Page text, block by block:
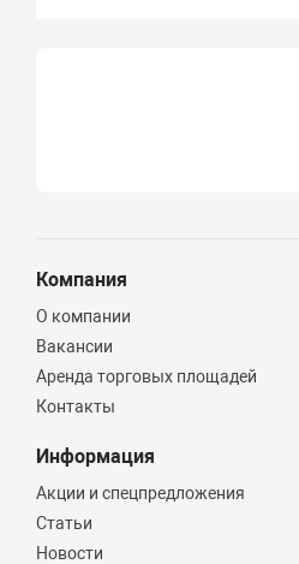
Компания
О компании
Вакансии
Аренда торговых площадей
Контакты
Информация
Акции и спецпредложения
Статьи
Новости